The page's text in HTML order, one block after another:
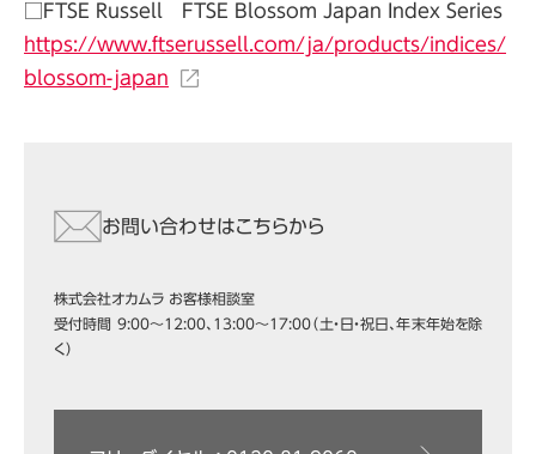
□FTSE Russell FTSE Blossom Japan Index Series
https://www.ftserussell.com/ja/products/indices/
blossom-japan
お問い合わせはこちらから
株式会社オカムラ お客様相談室
受付時間 9:00～12:00、13:00～17:00（土・日・祝日、年末年始を除
く）